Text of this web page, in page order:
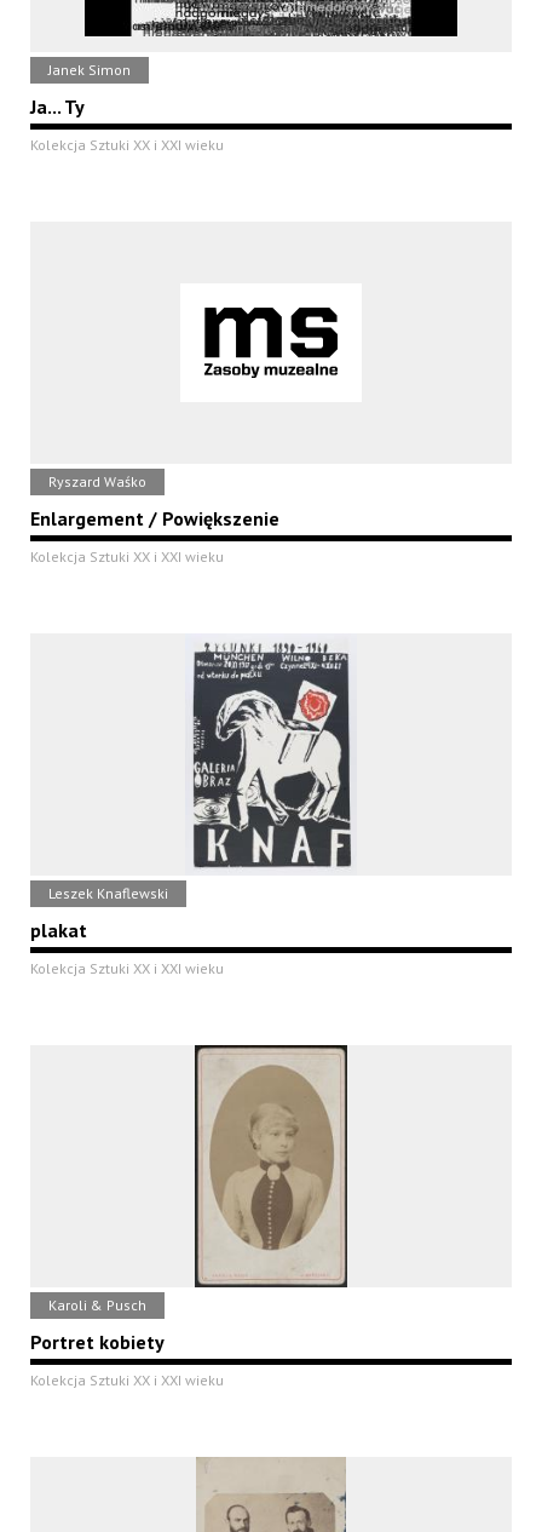
Janek Simon
Ja... Ty
Kolekcja Sztuki XX i XXI wieku
Ryszard Waśko
Enlargement / Powiększenie
Kolekcja Sztuki XX i XXI wieku
Leszek Knaflewski
plakat
Kolekcja Sztuki XX i XXI wieku
Karoli & Pusch
Portret kobiety
Kolekcja Sztuki XX i XXI wieku